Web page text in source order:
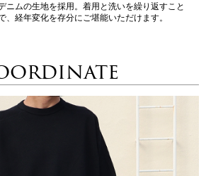
ニムの生地を採用。着用と洗いを繰り返すこと
、経年変化を存分にご堪能いただけます。